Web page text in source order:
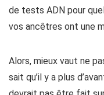
de tests ADN pour
vos ancêtres ont une
Alors, mieux vaut ne
sait qu’il y a plus